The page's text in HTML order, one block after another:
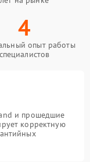
4
опыт работы
специалистов
и прошедшие
корректную